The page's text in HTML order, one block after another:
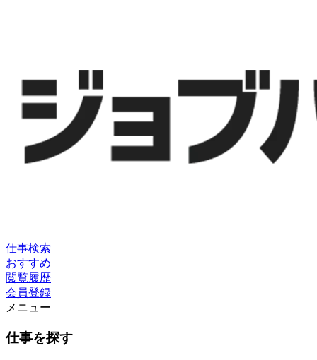
仕事検索
おすすめ
閲覧履歴
会員登録
メニュー
仕事を探す